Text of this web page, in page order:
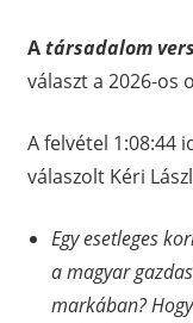
Atársadalom
választ a 2026-os
A felvétel 1:08:44
válaszolt Kéri
Egy esetleges
a magyar
markában?